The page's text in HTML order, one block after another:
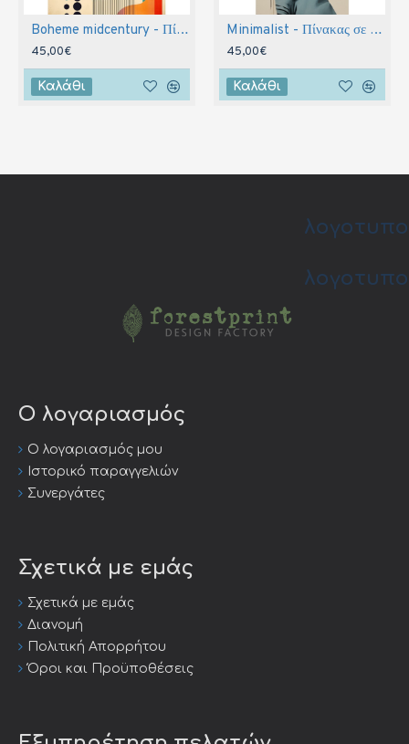
Boheme midcentury - Πίνακας σε καμβά
45,00€
Καλάθι
Minimalist - Πίνακας σε καμβά
45,00€
Καλάθι
λογοτυπο
λογοτυπο
Ο λογαριασμός
Ο λογαριασμός μου
Ιστορικό παραγγελιών
Συνεργάτες
Σχετικά με εμάς
Σχετικά με εμάς
Διανομή
Πολιτική Απορρήτου
Όροι και Προϋποθέσεις